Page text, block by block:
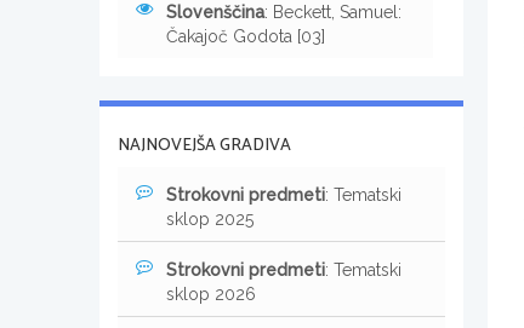
Slovenščina: Beckett, Samuel:
Čakajoč Godota [03]
NAJNOVEJŠA GRADIVA
Strokovni predmeti: Tematski
sklop 2025
Strokovni predmeti: Tematski
sklop 2026